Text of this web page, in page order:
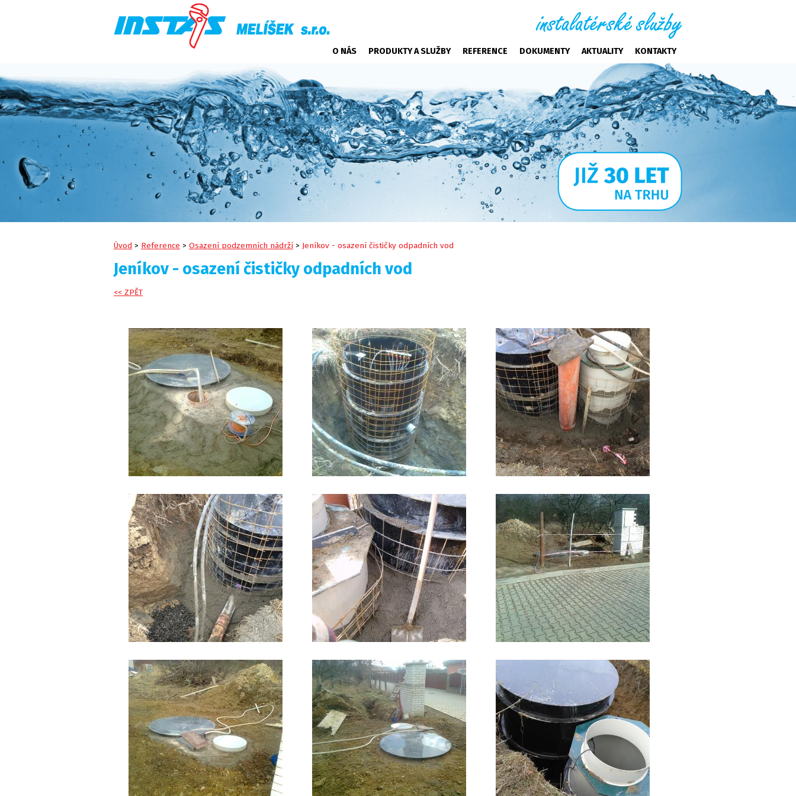
KONTAKTY
AKTUALITY
DOKUMENTY
REFERENCE
PRODUKTY A SLUŽBY
O NÁS
Úvod > Reference > Osazení podzemních nádrží > Jeníkov - osazení čističky odpadních vod
Jeníkov - osazení čističky odpadních vod
<< ZPĚT